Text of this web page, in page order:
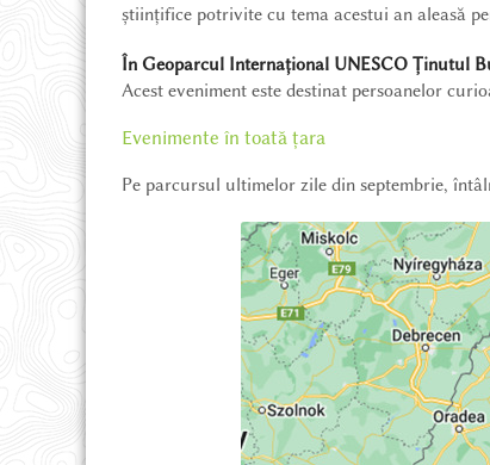
științifice potrivite cu tema acestui an aleasă
În Geoparcul Internațional UNESCO Ținutul
Acest eveniment este destinat persoanelor
Evenimente în toată țara
Pe parcursul ultimelor zile din septembrie,